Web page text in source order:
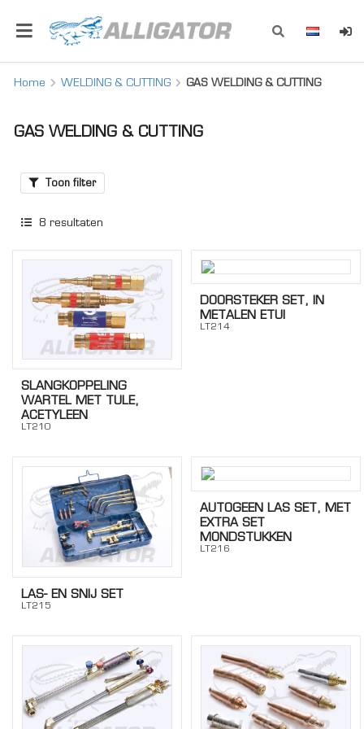
Home WELDING & CUTTING GAS WELDING & CUTTING
GAS WELDING & CUTTING
Toon filter
8 resultaten
SLANGKOPPELING
WARTEL MET TULE,
ACETYLEEN
LT210
DOORSTEKER SET, IN
METALEN ETUI
LT214
LAS- EN SNIJ SET
LT215
AUTOGEEN LAS SET, MET
EXTRA SET
MONDSTUKKEN
LT216